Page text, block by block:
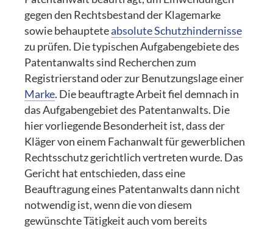
gegen den Rechtsbestand der Klagemarke
sowie behaupteteabsolute Schutzhindernisse
zu prüfen. Die typischen Aufgabengebiete des
Patentanwalts sind Recherchen zum
Registrierstand oder zur Benutzungslage einer
Marke. Die beauftragte Arbeit fiel demnach in
das Aufgabengebiet des Patentanwalts. Die
hier vorliegende Besonderheit ist, dass der
Kläger von einem Fachanwalt für gewerblichen
Rechtsschutz gerichtlich vertreten wurde. Das
Gericht hat entschieden, dass eine
Beauftragung eines Patentanwalts dann nicht
notwendig ist, wenn die von diesem
gewünschte Tätigkeit auch vom bereits